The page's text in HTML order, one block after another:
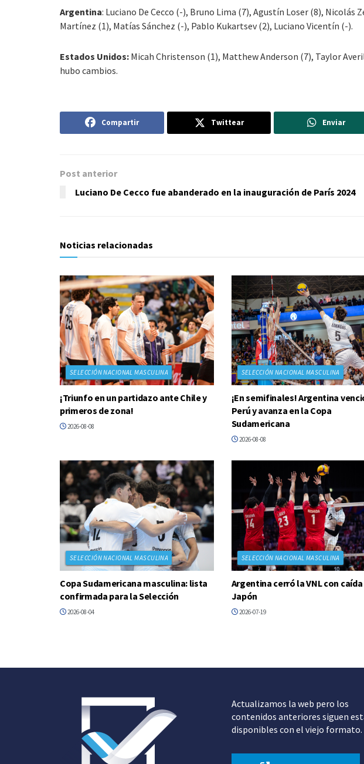
Argentina: Luciano De Cecco (-), Bruno Lima (7), Agustín Loser (8), Nicolás
Martínez (1), Matías Sánchez (-), Pablo Kukartsev (2), Luciano Vicentín (-).
Estados Unidos: Micah Christenson (1), Matthew Anderson (7), Taylor
hubo cambios.
Compartir Twittear Enviar
Post anterior
Luciano De Cecco fue abanderado en la inauguración de París 2024
Noticias relacionadas
SELECCIÓN NACIONAL MASCULINA
¡Triunfo en un partidazo ante Chile y
primeros de zona!
2026-08-08
SELECCIÓN NACIONAL MASCULINA
¡En semifinales! Argentina
Perú y avanza en la Copa
Sudamericana
2026-08-08
SELECCIÓN NACIONAL MASCULINA
Copa Sudamericana masculina: lista
confirmada para la Selección
2026-08-04
SELECCIÓN NACIONAL MASCULINA
Argentina cerró la VNL con
Japón
2026-07-19
Actualizamos la web pero los
contenidos anteriores siguen
disponibles con el viejo formato.